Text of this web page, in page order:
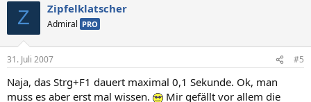
Z Zipfelklatscher
Admiral PRO
31. Juli 2007 #5
Naja, das Strg+F1 dauert maximal 0,1 Sekunde. Ok, man
muss es aber erst mal wissen.
Mir gefällt vor allem die